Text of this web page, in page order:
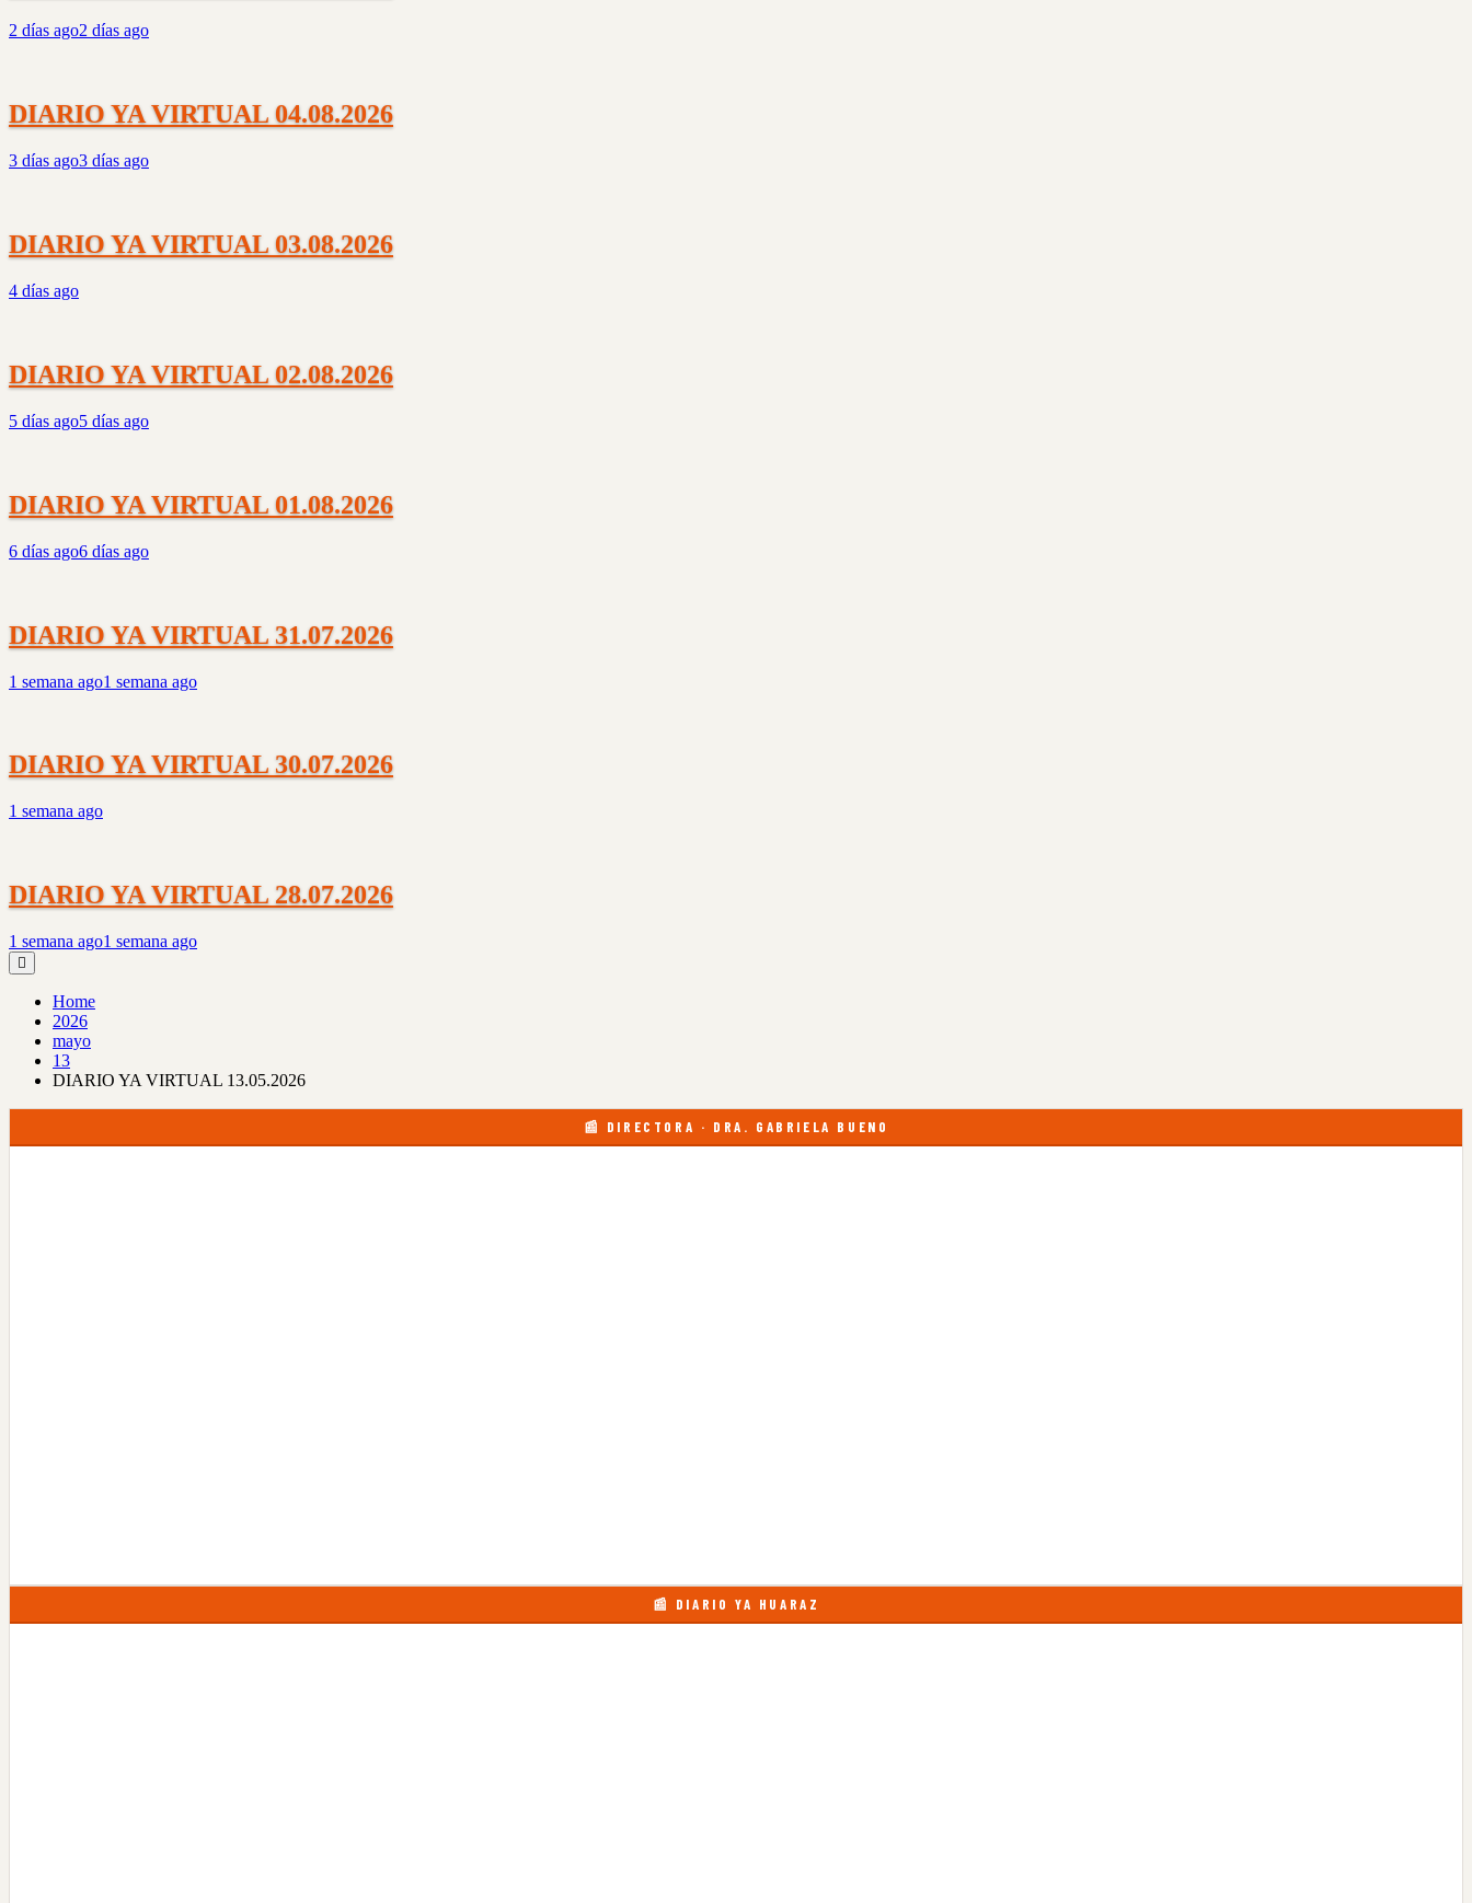
2 días ago2 días ago
DIARIO YA VIRTUAL 04.08.2026
3 días ago3 días ago
DIARIO YA VIRTUAL 03.08.2026
4 días ago
DIARIO YA VIRTUAL 02.08.2026
5 días ago5 días ago
DIARIO YA VIRTUAL 01.08.2026
6 días ago6 días ago
DIARIO YA VIRTUAL 31.07.2026
1 semana ago1 semana ago
DIARIO YA VIRTUAL 30.07.2026
1 semana ago
DIARIO YA VIRTUAL 28.07.2026
1 semana ago1 semana ago
Home
2026
mayo
13
DIARIO YA VIRTUAL 13.05.2026
📰 DIRECTORA · DRA. GABRIELA BUENO
📰 DIARIO YA HUARAZ